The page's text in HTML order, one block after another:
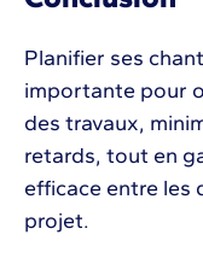
Planifier ses
importante pour
des travaux,
retards, tout en
efficace entre les
projet.